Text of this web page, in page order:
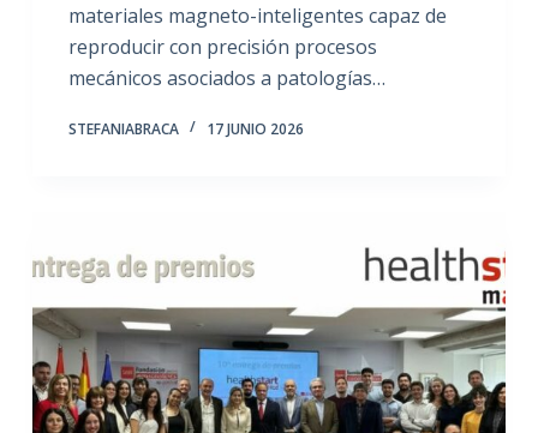
materiales magneto-inteligentes capaz de
reproducir con precisión procesos
mecánicos asociados a patologías…
STEFANIABRACA 17 JUNIO 2026